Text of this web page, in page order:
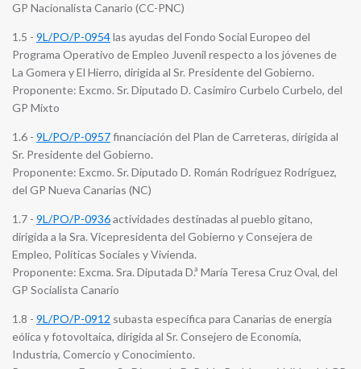
GP Nacionalista Canario (CC-PNC)
1.5 - 9L/PO/P-0954las ayudas del Fondo Social Europeo del
Programa Operativo de Empleo Juvenil respecto a los jóvenes de
La Gomera y El Hierro, dirigida al Sr. Presidente del Gobierno.
Proponente: Excmo. Sr. Diputado D. Casimiro Curbelo Curbelo, del
GP Mixto
1.6 - 9L/PO/P-0957financiación del Plan de Carreteras, dirigida al
Sr. Presidente del Gobierno.
Proponente: Excmo. Sr. Diputado D. Román Rodríguez Rodríguez,
del GP Nueva Canarias (NC)
1.7 - 9L/PO/P-0936actividades destinadas al pueblo gitano,
dirigida a la Sra. Vicepresidenta del Gobierno y Consejera de
Empleo, Políticas Sociales y Vivienda.
Proponente: Excma. Sra. Diputada D.ª María Teresa Cruz Oval, del
GP Socialista Canario
1.8 - 9L/PO/P-0912 subasta específica para Canarias de energía
eólica y fotovoltaica, dirigida al Sr. Consejero de Economía,
Industria, Comercio y Conocimiento.